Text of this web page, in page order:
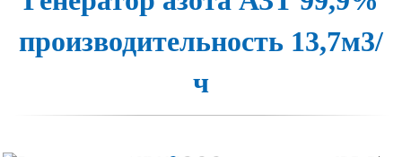
про­из­во­ди­тель­ность 13,7м3/
ч